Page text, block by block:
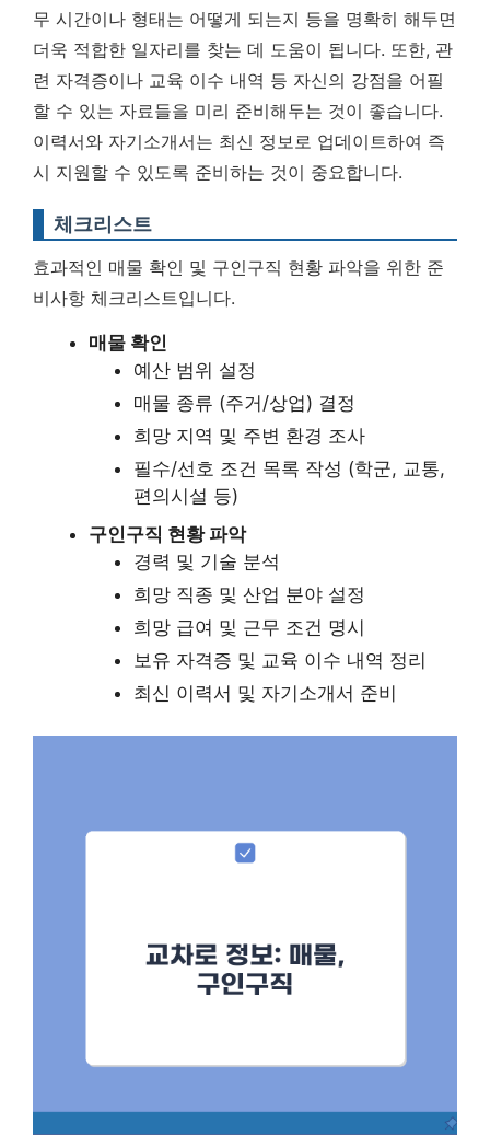
무 시간이나 형태는 어떻게 되는지 등을 명확히 해두면
더욱 적합한 일자리를 찾는 데 도움이 됩니다. 또한, 관
련 자격증이나 교육 이수 내역 등 자신의 강점을 어필
할 수 있는 자료들을 미리 준비해두는 것이 좋습니다.
이력서와 자기소개서는 최신 정보로 업데이트하여 즉
시 지원할 수 있도록 준비하는 것이 중요합니다.
체크리스트
효과적인 매물 확인 및 구인구직 현황 파악을 위한 준
비사항 체크리스트입니다.
매물 확인
예산 범위 설정
매물 종류 (주거/상업) 결정
희망 지역 및 주변 환경 조사
필수/선호 조건 목록 작성 (학군, 교통,
편의시설 등)
구인구직 현황 파악
경력 및 기술 분석
희망 직종 및 산업 분야 설정
희망 급여 및 근무 조건 명시
보유 자격증 및 교육 이수 내역 정리
최신 이력서 및 자기소개서 준비